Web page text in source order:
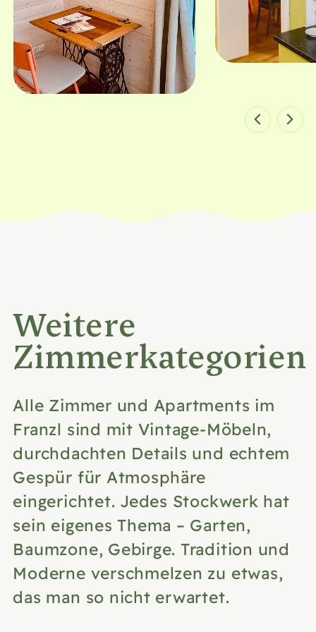
Weitere
Zimmerkategorien
Alle Zimmer und Apartments im
Franzl sind mit Vintage-Möbeln,
durchdachten Details und echtem
Gespür für Atmosphäre
eingerichtet. Jedes Stockwerk hat
sein eigenes Thema – Garten,
Baumzone, Gebirge. Tradition und
Moderne verschmelzen zu etwas,
das man so nicht erwartet.